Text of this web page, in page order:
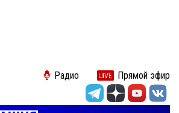
Радио Прямой эфир